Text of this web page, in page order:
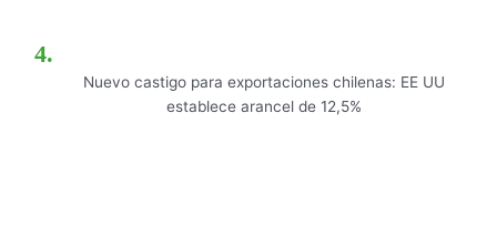
Nuevo castigo para exportaciones chilenas: EE UU
establece arancel de 12,5%